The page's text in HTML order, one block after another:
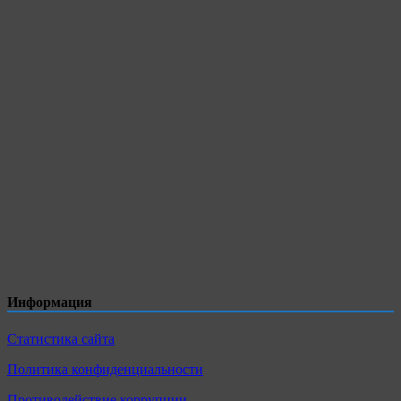
Информация
Статистика сайта
Политика конфиденциальности